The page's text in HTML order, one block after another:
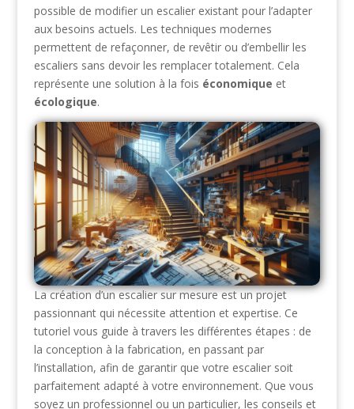
possible de modifier un escalier existant pour l’adapter
aux besoins actuels. Les techniques modernes
permettent de refaçonner, de revêtir ou d’embellir les
escaliers sans devoir les remplacer totalement. Cela
représente une solution à la fois économique et
écologique.
La création d’un escalier sur mesure est un projet
passionnant qui nécessite attention et expertise. Ce
tutoriel vous guide à travers les différentes étapes : de
la conception à la fabrication, en passant par
l’installation, afin de garantir que votre escalier soit
parfaitement adapté à votre environnement. Que vous
soyez un professionnel ou un particulier, les conseils et